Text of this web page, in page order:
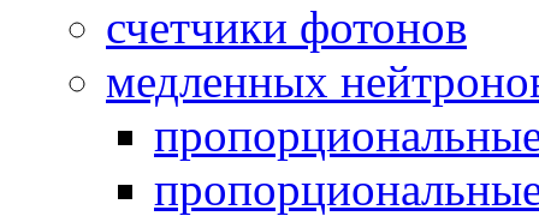
счетчики фотонов
медленных